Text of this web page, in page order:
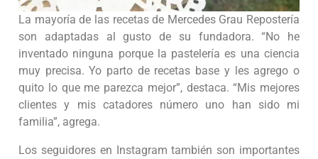
La mayoría de las recetas de Mercedes Grau Repostería
son adaptadas al gusto de su fundadora. “No he
inventado ninguna porque la pastelería es una ciencia
muy precisa. Yo parto de recetas base y les agrego o
quito lo que me parezca mejor”, destaca. “Mis mejores
clientes y mis catadores número uno han sido mi
familia”, agrega.
Los seguidores en Instagram también son importantes